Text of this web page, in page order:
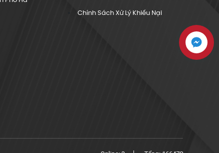
Chính Sách Xử Lý Khiếu Nại